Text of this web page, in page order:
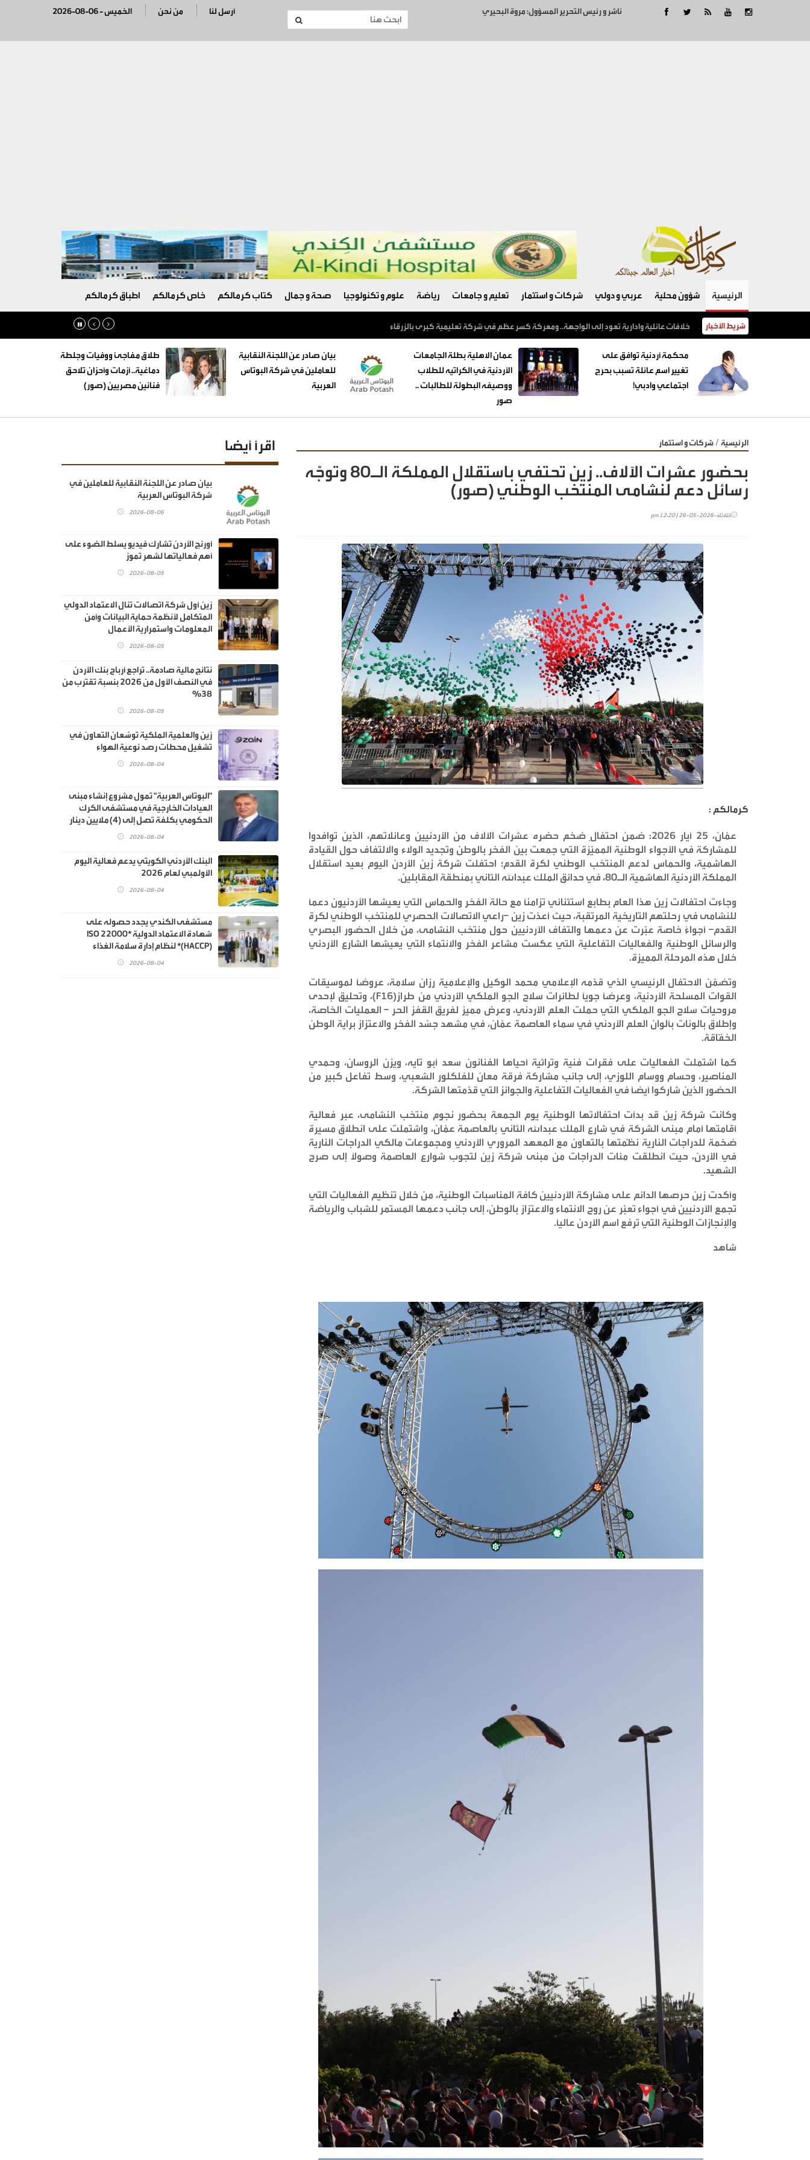
ناشر و رئيس التحرير المسؤول: مروة البحيري 2026-08-06 - الخميس من نحن أرسل لنا
الرئيسية شؤون محلية عربي و دولي شركات و استثمار تعليم و جامعات رياضة علوم و تكنولوجيا صحة و جمال كتاب كرمالكم خاص كرمالكم اطباق كرمالكم
شريط الأخبار محكمة أردنية توافق على تغيير اسم عائلة تسبب بحرج اجتماعي وادبي!
محكمة أردنية توافق على
تغيير اسم عائلة تسبب بحرج
اجتماعي وادبي!
عمان الاهلية بطلة الجامعات
الأردنية في الكراتيه للطلاب
ووصيفه البطولة للطالبات ..
صور
بيان صادر عن اللجنة النقابية
للعاملين في شركة البوتاس
العربية
طلاق مفاجئ ووفيات وجلطة
دماغية.. أزمات وأحزان تلاحق
فنانين مصريين (صور)
الرئيسية / شركات و استثمار
بحضور عشرات الآلاف.. زين تحتفي باستقلال المملكة الـ80 وتوجّه
رسائل دعم لنشامى المنتخب الوطني (صور)
الثلاثاء-2026-05-26 | 12:20 pm
كرمالكم :
عمّان، 25 أيار 2026: ضمن احتفالٍ ضخم حضره عشرات الآلاف من الأردنيين وعائلاتهم، الذين توافدوا
للمشاركة في الأجواء الوطنية المميّزة التي جمعت بين الفخر بالوطن وتجديد الولاء والالتفاف حول القيادة
الهاشمية، والحماس لدعم المنتخب الوطني لكرة القدم؛ احتفلت شركة زين الأردن اليوم بعيد استقلال
المملكة الأردنية الهاشمية الـ80، في حدائق الملك عبدالله الثاني بمنطقة المقابلين
.
وجاءت احتفالات زين هذا العام بطابع استثنائي تزامناً مع حالة الفخر والحماس التي يعيشها الأردنيون دعماً
للنشامى في رحلتهم التاريخية المرتقبة، حيث أعدّت زين –راعي الاتصالات الحصري للمنتخب الوطني لكرة
القدم– أجواءً خاصة عبّرت عن دعمها والتفاف الأردنيين حول منتخب النشامى، من خلال الحضور البصري
والرسائل الوطنية والفعاليات التفاعلية التي عكست مشاعر الفخر والانتماء التي يعيشها الشارع الأردني
خلال هذه المرحلة المميزة.
وتضمّن الاحتفال الرئيسي الذي قدّمه الإعلامي محمد الوكيل والإعلامية رزان سلامة، عروضاً لموسيقات
القوات المسلحة الأردنية، وعرضاً جوياً لطائرات سلاح الجو الملكي الأردني من طراز(F16)
، وتحليق لإحدى
مروحيات سلاح الجو الملكي التي حملت العلم الأردني، وعرض مميز لفريق القفز الحر – العمليات الخاصة،
وإطلاق بالونات بألوان العلم الأردني في سماء العاصمة عمّان، في مشهد جسّد الفخر والاعتزاز براية الوطن
الخفّاقة.
كما اشتملت الفعاليات على فقرات فنية وتراثية أحياها الفنانون سعد أبو تايه، ويزن الروسان، وحمدي
المناصير، وحسام ووسام اللوزي، إلى جانب مشاركة فرقة معان للفلكلور الشعبي، وسط تفاعل كبير من
الحضور الذين شاركوا أيضاً في الفعاليات التفاعلية والجوائز التي قدّمتها الشركة.
وكانت شركة زين قد بدأت احتفالاتها الوطنية يوم الجمعة بحضور نجوم منتخب النشامى، عبر فعالية
أقامتها أمام مبنى الشركة في شارع الملك عبدالله الثاني بالعاصمة عمّان، واشتملت على انطلاق مسيرة
ضخمة للدراجات النارية نظّمتها بالتعاون مع المعهد المروري الأردني ومجموعات مالكي الدراجات النارية
في الأردن، حيث انطلقت مئات الدراجات من مبنى شركة زين لتجوب شوارع العاصمة وصولاً إلى صرح
الشهيد.
وأكدت زين حرصها الدائم على مشاركة الأردنيين كافة المناسبات الوطنية، من خلال تنظيم الفعاليات التي
تجمع الأردنيين في أجواء تعبّر عن روح الانتماء والاعتزاز بالوطن، إلى جانب دعمها المستمر للشباب والرياضة
والإنجازات الوطنية التي ترفع اسم الأردن عالياً.
شاهد
اقرأ أيضا
بيان صادر عن اللجنة النقابية للعاملين في
شركة البوتاس العربية
2026-08-06
أورنج الأردن تشارك فيديو يسلط الضوء على
أهم فعالياتها لشهر تموز
2026-08-05
زين أول شركة اتصالات تنال الاعتماد الدولي
المتكامل لأنظمة حماية البيانات وأمن
المعلومات واستمرارية الأعمال
2026-08-05
نتائج مالية صادمة.. تراجع أرباح بنك الأردن
في النصف الأول من 2026 بنسبة تقترب من
38%
2026-08-05
زين والعلمية الملكية توسّعان التعاون في
تشغيل محطات رصد نوعية الهواء
2026-08-04
"البوتاس العربية" تمول مشروع إنشاء مبنى
العيادات الخارجية في مستشفى الكرك
الحكومي بكلفة تصل إلى (4) ملايين دينار
2026-08-04
البنك الأردني الكويتي يدعم فعالية اليوم
الأولمبي لعام 2026
2026-08-04
مستشفى الكندي يجدد حصوله على
شهادة الاعتماد الدولية *ISO 22000
(HACCP)* لنظام إدارة سلامة الغذاء
2026-08-04